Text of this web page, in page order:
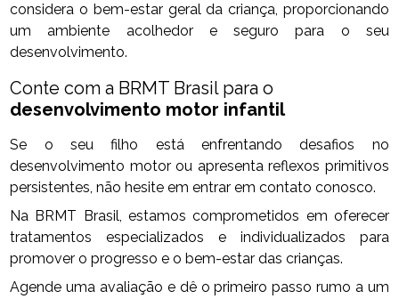
considera o bem-estar geral da criança, proporcionando
um ambiente acolhedor e seguro para o seu
desenvolvimento.
Conte com a BRMT Brasil para o
desenvolvimento motor infantil
Se o seu filho está enfrentando desafios no
desenvolvimento motor ou apresenta reflexos primitivos
persistentes, não hesite em entrar em contato conosco.
Na BRMT Brasil, estamos comprometidos em oferecer
tratamentos especializados e individualizados para
promover o progresso e o bem-estar das crianças.
Agende uma avaliação e dê o primeiro passo rumo a um